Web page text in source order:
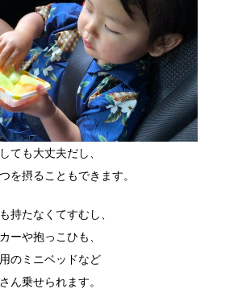
ても大丈夫だし、
を摂ることもできます。
持たなくてすむし、
ーや抱っこひも、
のミニベッドなど
ん乗せられます。